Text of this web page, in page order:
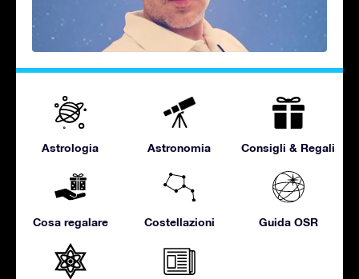
Astrologia Astronomia Consigli & Regali
Cosa regalare Costellazioni Guida OSR